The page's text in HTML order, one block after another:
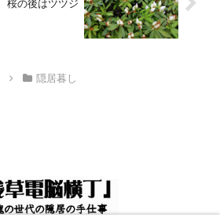
桜の後はツツジ
隠居暮し